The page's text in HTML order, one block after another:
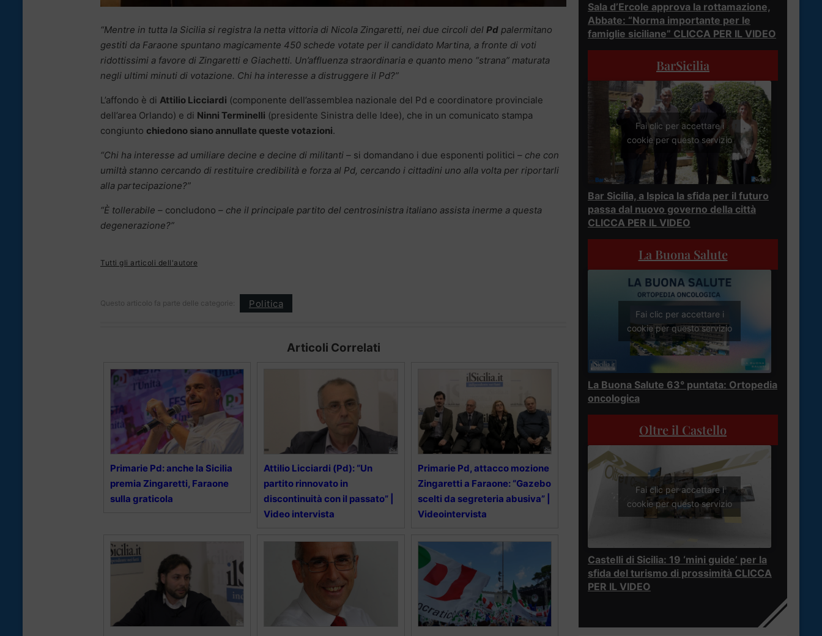
“Mentre in tutta la Sicilia si registra la netta vittoria di Nicola Zingaretti, nei due circoli del Pd palermitano
gestiti da Faraone spuntano magicamente 450 schede votate per il candidato Martina, a fronte di voti
ridottissimi a favore di Zingaretti e Giachetti. Un’affluenza straordinaria e quanto meno “strana” maturata
negli ultimi minuti di votazione. Chi ha interesse a distruggere il Pd?”
L’affondo è di Attilio Licciardi (componente dell’assemblea nazionale del Pd e coordinatore provinciale
dell’area Orlando) e di Ninni Terminelli (presidente Sinistra delle Idee), che in un comunicato stampa
congiunto chiedono siano annullate queste votazioni.
“Chi ha interesse ad umiliare decine e decine di militanti – si domandano i due esponenti politici – che con
umiltà stanno cercando di restituire credibilità e forza al Pd, cercando i cittadini uno alla volta per riportarli
alla partecipazione?”
“È tollerabile – concludono – che il principale partito del centrosinistra italiano assista inerme a questa
degenerazione?”
Tutti gli articoli dell'autore
Questo articolo fa parte delle categorie: Politica
Articoli Correlati
Primarie Pd: anche la Sicilia
premia Zingaretti, Faraone
sulla graticola
Attilio Licciardi (Pd): “Un
partito rinnovato in
discontinuità con il passato” |
Video intervista
Primarie Pd, attacco mozione
Zingaretti a Faraone: “Gazebo
scelti da segreteria abusiva” |
Videointervista
Sala d’Ercole approva la rottamazione,
Abbate: “Norma importante per le
famiglie siciliane” CLICCA PER IL VIDEO
BarSicilia
Fai clic per accettare i
cookie per questo servizio
Bar Sicilia, a Ispica la sfida per il futuro
passa dal nuovo governo della città
CLICCA PER IL VIDEO
La Buona Salute
Fai clic per accettare i
cookie per questo servizio
La Buona Salute 63° puntata: Ortopedia
oncologica
Oltre il Castello
Fai clic per accettare i
cookie per questo servizio
Castelli di Sicilia: 19 ‘mini guide’ per la
sfida del turismo di prossimità CLICCA
PER IL VIDEO